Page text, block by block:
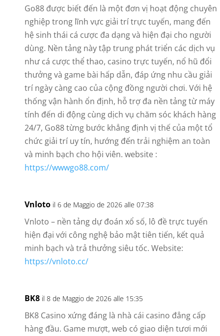
Go88 được biết đến là một đơn vị hoạt động chuyên
nghiệp trong lĩnh vực giải trí trực tuyến, mang đến
hệ sinh thái cá cược đa dạng và hiện đại cho người
dùng. Nền tảng này tập trung phát triển các dịch vụ
như cá cược thể thao, casino trực tuyến, nổ hũ đổi
thưởng và game bài hấp dẫn, đáp ứng nhu cầu giải
trí ngày càng cao của cộng đồng người chơi. Với hệ
thống vận hành ổn định, hỗ trợ đa nền tảng từ máy
tính đến di động cùng dịch vụ chăm sóc khách hàng
24/7, Go88 từng bước khẳng định vị thế của một tổ
chức giải trí uy tín, hướng đến trải nghiệm an toàn
và minh bạch cho hội viên. website :
https://wwwgo88.com/
Vnloto il 6 de Maggio de 2026 alle 07:38
Vnloto – nền tảng dự đoán xổ số, lô đề trực tuyến
hiện đại với công nghệ bảo mật tiên tiến, kết quả
minh bạch và trả thưởng siêu tốc. Website:
https://vnloto.cc/
BK8 il 8 de Maggio de 2026 alle 15:35
BK8 Casino xứng đáng là nhà cái casino đẳng cấp
hàng đầu. Game mượt, web có giao diện tươi mới